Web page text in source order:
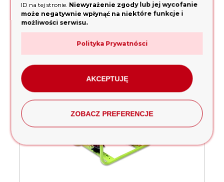
wyślij
NOWOŚCI
ID na tej stronie. Niewyrażenie zgody lub jej wycofanie
może negatywnie wpłynąć na niektóre funkcje i
możliwości serwisu.
Polityka Prywatnósci
AKCEPTUJĘ
ZOBACZ PREFERENCJE